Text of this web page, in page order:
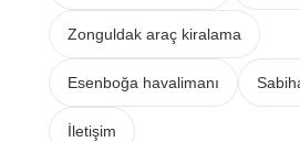
Zonguldak araç kiralama
Esenboğa havalimanı
İletişim